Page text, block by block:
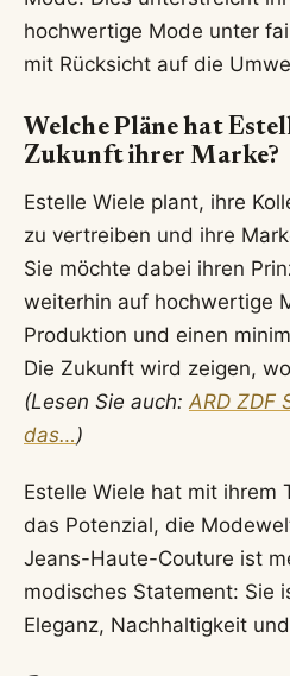
hochwertige Mode unter
mit Rücksicht auf die
Welche Pläne hat
Zukunft ihrer Marke?
Estelle Wiele plant, ihre
zu vertreiben und ihre
Sie möchte dabei ihren
weiterhin auf hochwertige
Produktion und einen
Die Zukunft wird zeigen,
(Lesen Sie auch: ARD ZDF
das…)
Estelle Wiele hat mit ihrem
das Potenzial, die
Jeans-Haute-Couture ist
modisches Statement: Sie
Eleganz, Nachhaltigkeit